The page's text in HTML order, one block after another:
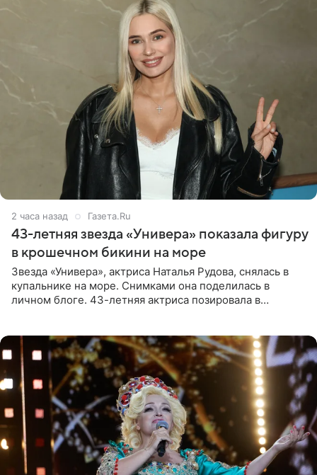
2 часа назад Газета.Ru
43-летняя звезда «Универа» показала фигуру
в крошечном бикини на море
Звезда «Универа», актриса Наталья Рудова, снялась в
купальнике на море. Снимками она поделилась в
личном блоге. 43-летняя актриса позировала в